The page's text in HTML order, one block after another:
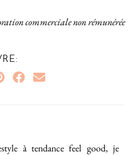
commerciale non rémunérée
à tendance feel good, je